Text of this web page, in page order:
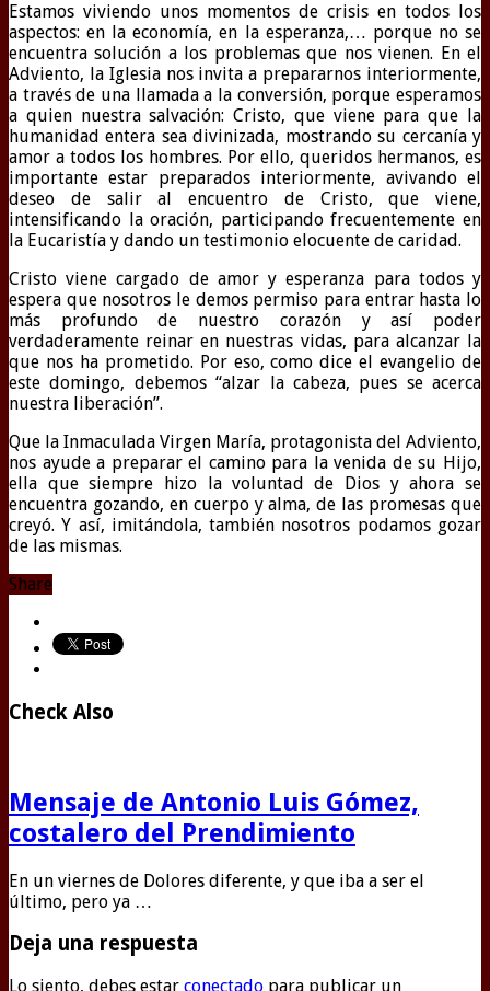
Estamos viviendo unos momentos de crisis en todos los
aspectos: en la economía, en la esperanza,… porque no se
encuentra solución a los problemas que nos vienen. En el
Adviento, la Iglesia nos invita a prepararnos interiormente,
a través de una llamada a la conversión, porque esperamos
a quien nuestra salvación: Cristo, que viene para que la
humanidad entera sea divinizada, mostrando su cercanía y
amor a todos los hombres. Por ello, queridos hermanos, es
importante estar preparados interiormente, avivando el
deseo de salir al encuentro de Cristo, que viene,
intensificando la oración, participando frecuentemente en
la Eucaristía y dando un testimonio elocuente de caridad.
Cristo viene cargado de amor y esperanza para todos y
espera que nosotros le demos permiso para entrar hasta lo
más profundo de nuestro corazón y así poder
verdaderamente reinar en nuestras vidas, para alcanzar la
que nos ha prometido. Por eso, como dice el evangelio de
este domingo, debemos “alzar la cabeza, pues se acerca
nuestra liberación”.
Que la Inmaculada Virgen María, protagonista del Adviento,
nos ayude a preparar el camino para la venida de su Hijo,
ella que siempre hizo la voluntad de Dios y ahora se
encuentra gozando, en cuerpo y alma, de las promesas que
creyó. Y así, imitándola, también nosotros podamos gozar
de las mismas.
Share
Check Also
Mensaje de Antonio Luis Gómez,
costalero del Prendimiento
En un viernes de Dolores diferente, y que iba a ser el
último, pero ya …
Deja una respuesta
Lo siento, debes estar conectado para publicar un